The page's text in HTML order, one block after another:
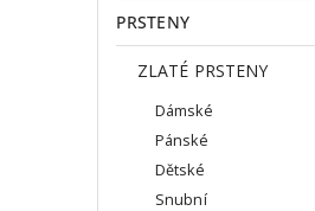
PRSTENY
ZLATÉ PRSTENY
Dámské
Pánské
Dětské
Snubní